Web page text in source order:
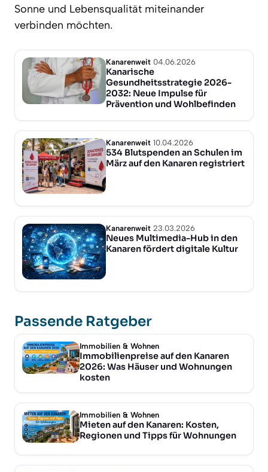
Sonne und Lebensqualität miteinander
verbinden möchten.
Kanarenweit 04.06.2026
Kanarische
Gesundheitsstrategie 2026-
2032: Neue Impulse für
Prävention und Wohlbefinden
Kanarenweit 10.04.2026
534 Blutspenden an Schulen im
März auf den Kanaren registriert
Kanarenweit 23.03.2026
Neues Multimedia-Hub in den
Kanaren fördert digitale Kultur
Passende Ratgeber
Immobilien & Wohnen
Immobilienpreise auf den Kanaren
2026: Was Häuser und Wohnungen
kosten
Immobilien & Wohnen
Mieten auf den Kanaren: Kosten,
Regionen und Tipps für Wohnungen